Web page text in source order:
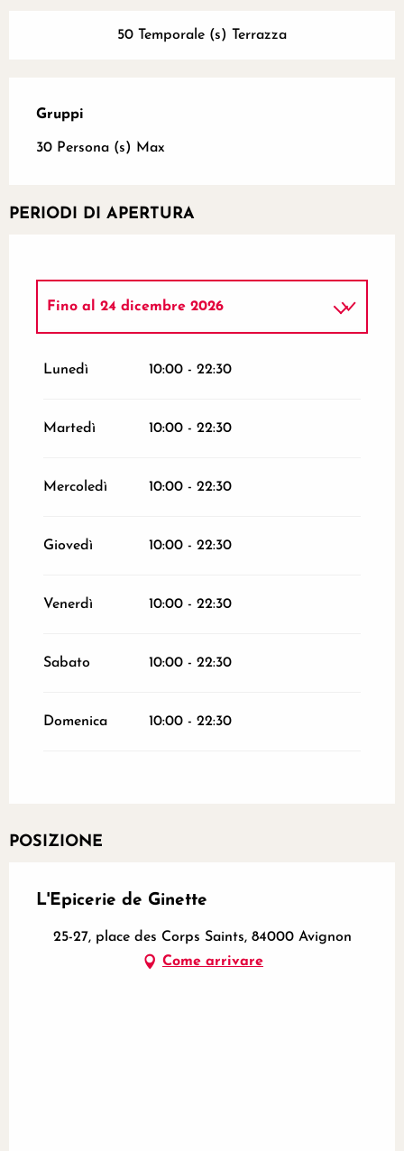
50 Temporale (s) Terrazza
Gruppi
Gruppi
30 Persona (s) Max
PERIODI DI APERTURA
Fino al 24 dicembre 2026
2026
Lunedì 10:00 - 22:30
Martedì 10:00 - 22:30
Mercoledì 10:00 - 22:30
Giovedì 10:00 - 22:30
Venerdì 10:00 - 22:30
Sabato 10:00 - 22:30
Domenica 10:00 - 22:30
POSIZIONE
L'Epicerie de Ginette
25-27, place des Corps Saints, 84000 Avignon
Come arrivare